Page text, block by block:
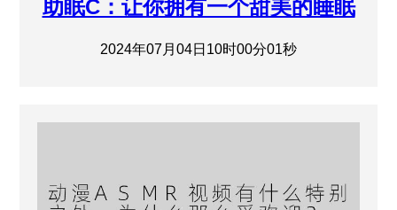
助眠C：让你拥有一个甜美的睡眠
2024年07月04日10时00分01秒